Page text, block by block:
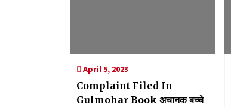
April 5, 2023
Complaint Filed In
Gulmohar Book अचानक बच्चे